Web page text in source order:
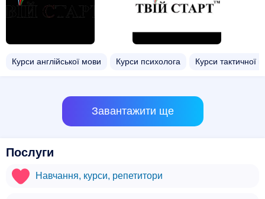
Курси англійської мови Курси психолога Курси тактичної
Завантажити ще
Послуги
Навчання, курси, репетитори